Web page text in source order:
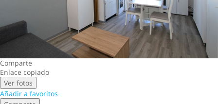
Comparte
Enlace copiado
Ver fotos
Añadir a favoritos